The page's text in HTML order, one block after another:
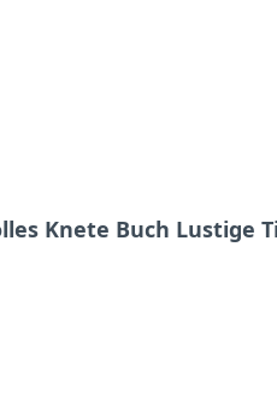
Knete Buch Lustige